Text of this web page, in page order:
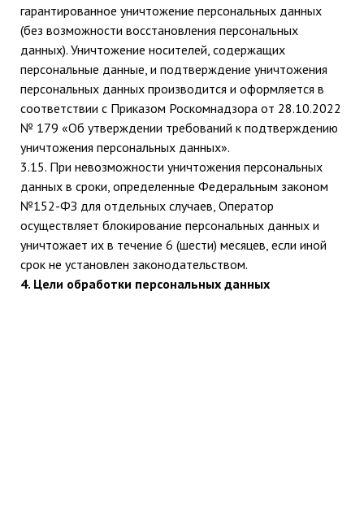
гарантированное уничтожение персональных данных
(без возможности восстановления персональных
данных). Уничтожение носителей, содержащих
персональные данные, и подтверждение уничтожения
персональных данных производится и оформляется в
соответствии с Приказом Роскомнадзора от 28.10.2022
№ 179 «Об утверждении требований к подтверждению
уничтожения персональных данных».
3.15. При невозможности уничтожения персональных
данных в сроки, определенные Федеральным законом
№152-ФЗ для отдельных случаев, Оператор
осуществляет блокирование персональных данных и
уничтожает их в течение 6 (шести) месяцев, если иной
срок не установлен законодательством.
4. Цели обработки персональных данных